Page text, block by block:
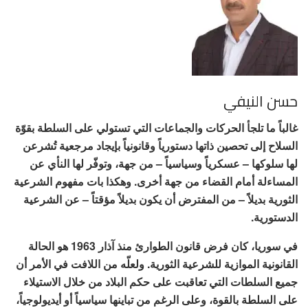
حسن النيفي
غالباً ما تلجأ الحركات والجماعات التي تستولي على السلطة بقوّة
السلاح إلى تحصين ذاتها دستورياً وقانونياً بإيجاد مرجعية تُشرعن
لها سلوكها – عسكرياً وسياسياً – من جهة، وتوفّر لها النأي عن
المساءلة أمام القضاء من جهة أخرى. وهكذا بات مفهوم الشرعية
الثورية بديلاً – من المفترض أن يكون بديلاً مؤقتاً – عن الشرعية
الدستورية.
في سوريا، كان فرض قانون الطوارئ منذ آذار 1963 هو الحالة
القانونية الموازية للشرعية الثورية. ولعلّه من اللافت في الأمر أن
جميع السلطات التي تعاقبت على حكم البلاد من خلال الاستيلاء
على السلطة بالقوة، وعلى الرغم من تباينها سياسياً أو أيديولوجياً،